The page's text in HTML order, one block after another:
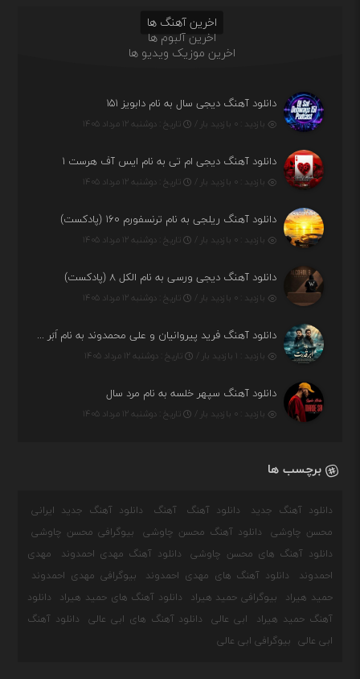
اخرین آهنگ ها
اخرین آلبوم ها
اخرین موزیک ویدیو ها
دانلود آهنگ دیجی سال به نام دابویز ۱۵۱
بازدید : ۰ بازدید بار / تاریخ : دوشنبه ۱۲ مرداد ۱۴۰۵
دانلود آهنگ دیجی ام تی به نام ایس آف هرست ۱
بازدید : ۰ بازدید بار / تاریخ : دوشنبه ۱۲ مرداد ۱۴۰۵
دانلود آهنگ ریلجی به نام ترنسفورم ۱۶۰ (پادکست)
بازدید : ۰ بازدید بار / تاریخ : دوشنبه ۱۲ مرداد ۱۴۰۵
دانلود آهنگ دیجی ورسی به نام الکل ۸ (پادکست)
بازدید : ۰ بازدید بار / تاریخ : دوشنبه ۱۲ مرداد ۱۴۰۵
دانلود آهنگ فرید پیروانیان و علی محمدوند به نام اَبَر قدرت
بازدید : ۱ بازدید بار / تاریخ : دوشنبه ۱۲ مرداد ۱۴۰۵
دانلود آهنگ سپهر خلسه به نام مرد سال
بازدید : ۰ بازدید بار / تاریخ : دوشنبه ۱۲ مرداد ۱۴۰۵
برچسب ها
دانلود آهنگ جدید دانلود آهنگ آهنگ
دانلود آهنگ جدید ایرانی
محسن چاوشی
دانلود آهنگ محسن چاوشی
بیوگرافی محسن چاوشی
دانلود آهنگ های محسن چاوشی
دانلود آهنگ مهدی احمدوند
مهدی
احمدوند
دانلود آهنگ های مهدی احمدوند
بیوگرافی مهدی احمدوند
حمید هیراد
بیوگرافی حمید هیراد دانلود آهنگ های حمید هیراد
دانلود
آهنگ حمید هیراد
ابی عالی دانلود آهنگ های ابی عالی
دانلود آهنگ
ابی عالی
بیوگرافی ابی عالی